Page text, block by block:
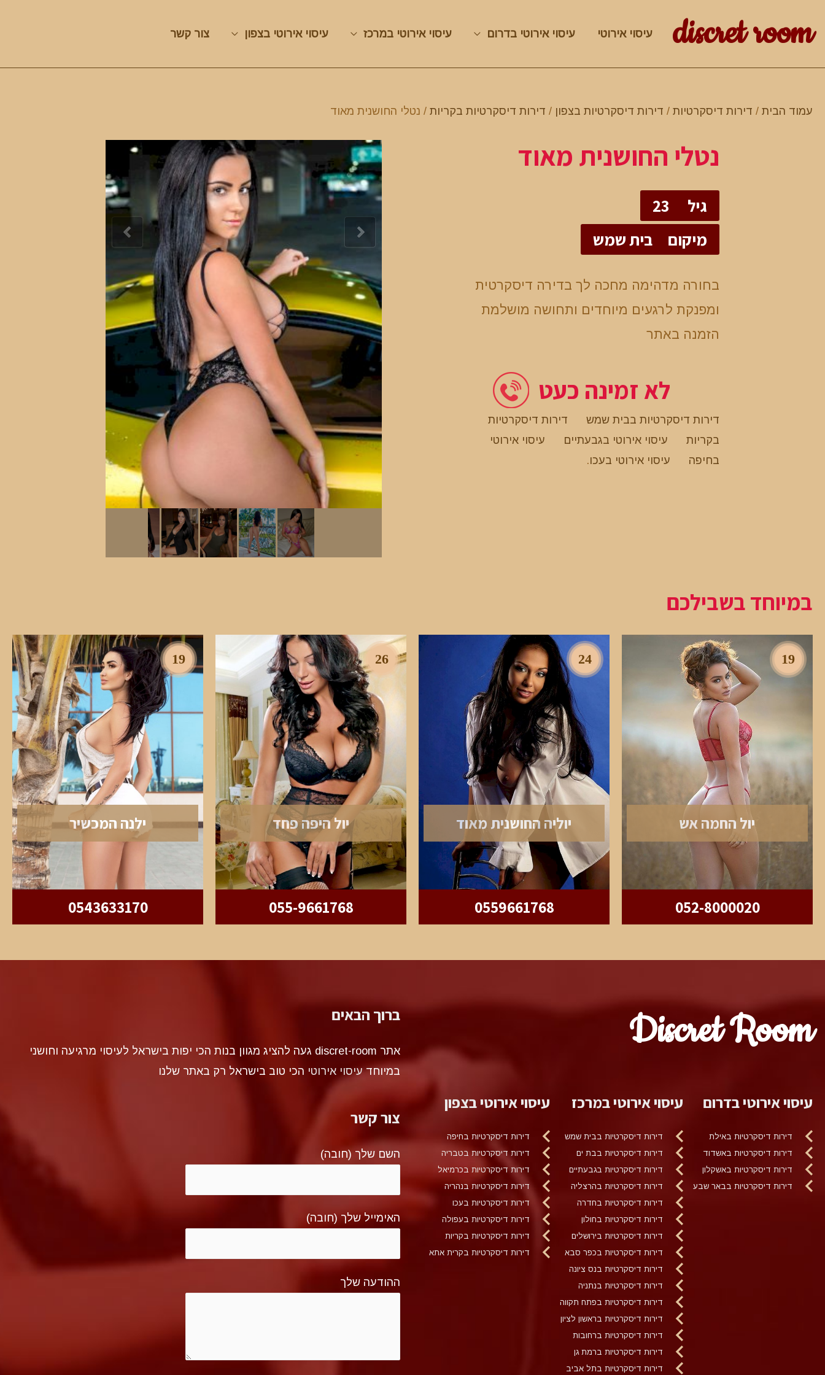
discret room עיסוי אירוטי עיסוי אירוטי בדרום עיסוי אירוטי במרכז עיסוי אירוטי בצפון צור קשר
עמוד הבית / דירות דיסקרטיות / דירות דיסקרטיות בצפון / דירות דיסקרטיות בקריות / נטלי החושנית מאוד
נטלי החושנית מאוד
גיל
23
מיקום
בית שמש
בחורה מדהימה מחכה לך בדירה דיסקרטית
ומפנקת לרגעים מיוחדים ותחושה מושלמת
הזמנה באתר
לא זמינה כעט
דירות דיסקרטיות בבית שמש
דירות דיסקרטיות
בקריות
עיסוי אירוטי בגבעתיים
עיסוי אירוטי
בחיפה
עיסוי אירוטי בעכו.
במיוחד בשבילכם
19
יול החמה אש
052-8000020
24
יוליה החושנית מאוד
0559661768
26
יול היפה פחד
055-9661768
19
ילנה המכשיר
0543633170
Discret Room
עיסוי אירוטי בדרום
דירות דיסקרטיות באילת
דירות דיסקרטיות באשדוד
דירות דיסקרטיות באשקלון
דירות דיסקרטיות בבאר שבע
עיסוי אירוטי במרכז
דירות דיסקרטיות בבית שמש
דירות דיסקרטיות בבת ים
דירות דיסקרטיות בגבעתיים
דירות דיסקרטיות בהרצליה
דירות דיסקרטיות בחדרה
דירות דיסקרטיות בחולון
דירות דיסקרטיות בירושלים
דירות דיסקרטיות בכפר סבא
דירות דיסקרטיות בנס ציונה
דירות דיסקרטיות בנתניה
דירות דיסקרטיות בפתח תקווה
דירות דיסקרטיות בראשון לציון
דירות דיסקרטיות ברחובות
דירות דיסקרטיות ברמת גן
דירות דיסקרטיות בתל אביב
עיסוי אירוטי בצפון
דירות דיסקרטיות בחיפה
דירות דיסקרטיות בטבריה
דירות דיסקרטיות בכרמיאל
דירות דיסקרטיות בנהריה
דירות דיסקרטיות בעכו
דירות דיסקרטיות בעפולה
דירות דיסקרטיות בקריות
דירות דיסקרטיות בקרית אתא
ברוך הבאים
אתר discret-room געה להציג מגוון בנות הכי יפות בישראל לעיסוי מרגיעה וחושני
במיוחדעיסוי אירוטי הכי טוב בישראל רק באתר שלנו
צור קשר
השם שלך (חובה)
האימייל שלך (חובה)
ההודעה שלך